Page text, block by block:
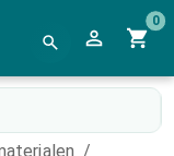
0
/